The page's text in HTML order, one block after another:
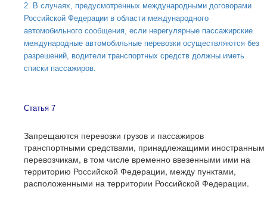
2. В случаях, предусмотренных международными договорами
Российской Федерации в области международного
автомобильного сообщения, если нерегулярные пассажирские
международные автомобильные перевозки осуществляются без
разрешений, водители транспортных средств должны иметь
списки пассажиров.
Статья 7
Запрещаются перевозки грузов и пассажиров
транспортными средствами, принадлежащими иностранным
перевозчикам, в том числе временно ввезенными ими на
территорию Российской Федерации, между пунктами,
расположенными на территории Российской Федерации.